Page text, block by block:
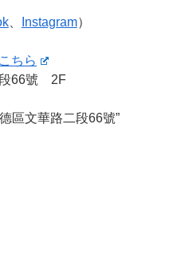
、 Instagram）
ちら
66號 2F
區文華路二段66號”